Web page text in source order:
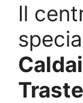
Il